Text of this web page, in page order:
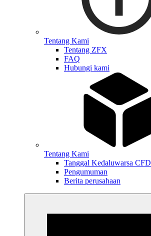
Tentang Kami
Tentang ZFX
FAQ
Hubungi kami
Tentang Kami
Tanggal Kedaluwarsa CFD
Pengumuman
Berita perusahaan